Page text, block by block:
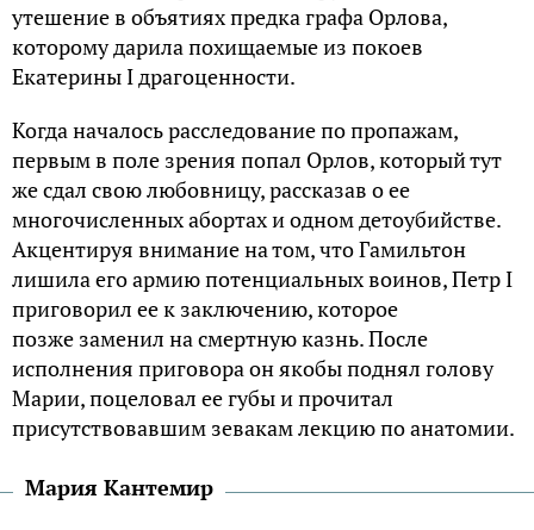
утешение в объятиях предка графа Орлова,
которому дарила похищаемые из покоев
Екатерины I драгоценности.
Когда началось расследование по пропажам,
первым в поле зрения попал Орлов, который тут
же сдал свою любовницу, рассказав о ее
многочисленных абортах и одном детоубийстве.
Акцентируя внимание на том, что Гамильтон
лишила его армию потенциальных воинов, Петр I
приговорил ее к заключению, которое
позже заменил на смертную казнь. После
исполнения приговора он якобы поднял голову
Марии, поцеловал ее губы и прочитал
присутствовавшим зевакам лекцию по анатомии.
Мария Кантемир